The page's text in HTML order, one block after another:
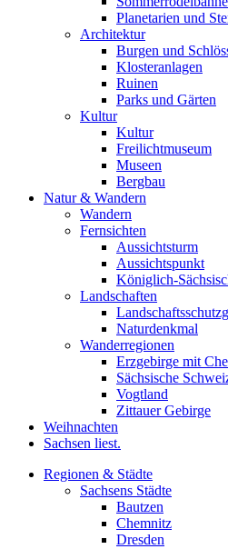
Planetarien und
Architektur
Burgen und
Klosteranlagen
Ruinen
Parks und Gärten
Kultur
Kultur
Freilichtmuseum
Museen
Bergbau
Natur & Wandern
Wandern
Fernsichten
Aussichtsturm
Aussichtspunkt
Königlich-
Landschaften
Naturdenkmal
Wanderregionen
Erzgebirge mit
Sächsische
Vogtland
Zittauer Gebirge
Weihnachten
Sachsen liest.
Regionen & Städte
Sachsens Städte
Bautzen
Chemnitz
Dresden